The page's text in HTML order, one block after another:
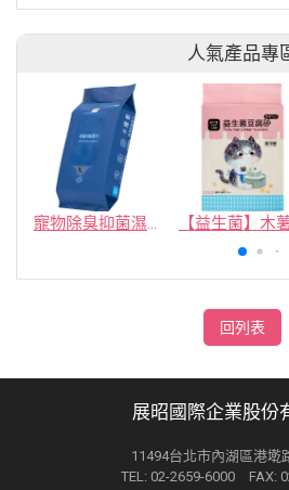
人氣產品專
寵物除臭抑菌濕紙巾／30抽／無味【4包100】
回列表
展昭國際企業股份
11494台北市內湖區港墘
TEL: 02-2659-6000 FAX: